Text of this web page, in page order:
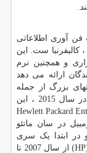
آوری اطلاعاتی
کالیفرنیا ست. این
و همچنین نرم
ارائه می دهد
بزرگ از جمله
مشتریان در بخش های دولتی ، بهداشت و .... در سال 2015 ، این
Hewlett Packard
در سان ماتئو
در ابتدا یک سری
از سال 2007 تا